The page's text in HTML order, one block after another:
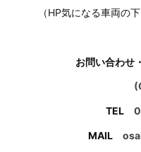
（HP気になる車両の
お問い合わ
TEL
MAIL